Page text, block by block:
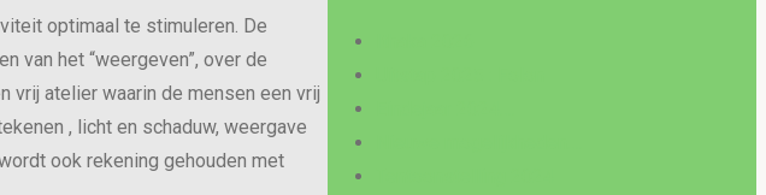
optimaal te stimuleren. De
van het “weergeven”, over de
vrij atelier waarin de mensen een vrij
, licht en schaduw, weergave
ook rekening gehouden met